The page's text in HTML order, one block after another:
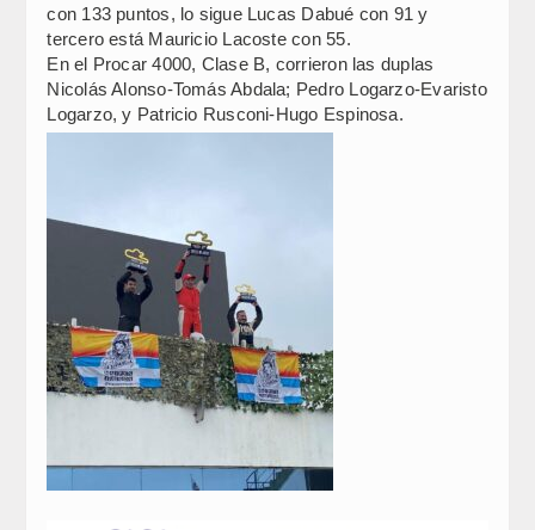
con 133 puntos, lo sigue Lucas Dabué con 91 y
tercero está Mauricio Lacoste con 55.
En el Procar 4000, Clase B, corrieron las duplas
Nicolás Alonso-Tomás Abdala; Pedro Logarzo-Evaristo
Logarzo, y Patricio Rusconi-Hugo Espinosa.